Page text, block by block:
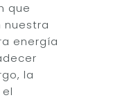
que
energía
la